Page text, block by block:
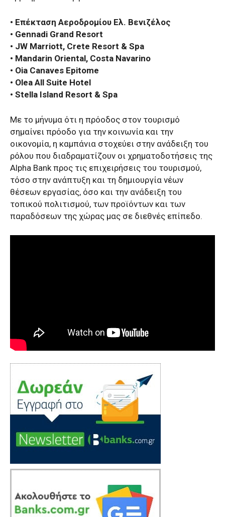
• Επέκταση Αεροδρομίου Ελ. Βενιζέλος
• Gennadi Grand Resort
• JW Marriott, Crete Resort & Spa
• Mandarin Oriental, Costa Navarino
• Oia Canaves Epitome
• Olea All Suite Hotel
• Stella Island Resort & Spa
Με το μήνυμα ότι η πρόοδος στον τουρισμό
σημαίνει πρόοδο για την κοινωνία και την
οικονομία, η καμπάνια στοχεύει στην ανάδειξη του
ρόλου που διαδραματίζουν οι χρηματοδοτήσεις της
Alpha Bank προς τις επιχειρήσεις του τουρισμού,
τόσο στην ανάπτυξη και τη δημιουργία νέων
θέσεων εργασίας, όσο και την ανάδειξη του
τοπικού πολιτισμού, των προϊόντων και των
παραδόσεων της χώρας μας σε διεθνές επίπεδο.